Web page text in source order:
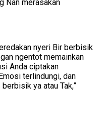
Nan merasakan
nyeri Bir berbisik
ngentot memainkan
Anda ciptakan
terlindungi, dan
ya atau Tak,”